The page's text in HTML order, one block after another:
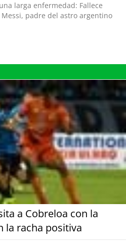
larga enfermedad: Fallece
Messi, padre del astro argentino
a Cobreloa con la
la racha positiva